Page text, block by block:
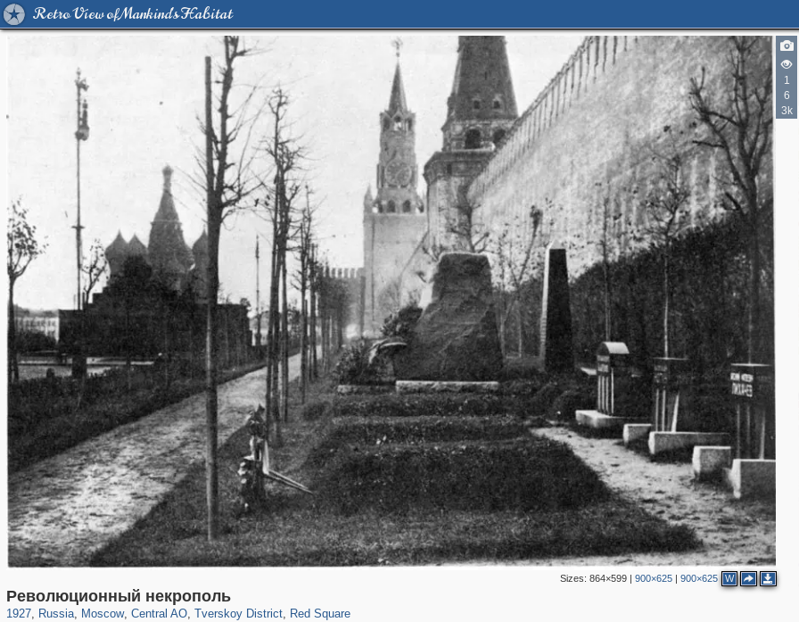
Retro View of Mankind's Habitat
1
6
3k
Sizes: 864×599| 900×625| 900×625 W
Революционный некрополь
1927, Russia
1,406,877 29,248
, Moscow
319,861 8,286
, Central AO
160,009 5,916
, Tverskoy District
53,052 2,283
, Red Square
12
12
2
10
3
4
10
12
3 6
2
12
2
16
13
11
9